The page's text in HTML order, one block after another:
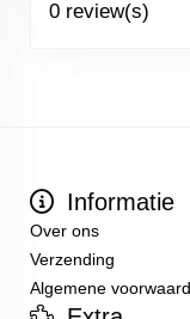
0 review(s)
Informatie
Over ons
Verzending
Algemene